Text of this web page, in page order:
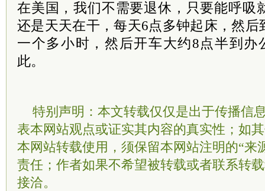
在美国，我们不需要退休，只要能呼吸
还是天天在干，每天6点多钟起床，然
一个多小时，然后开车大约8点半到办
此。
特别声明：本文转载仅仅是出于传播信
表本网站观点或证实其内容的真实性；如
本网站转载使用，须保留本网站注明的“来
责任；作者如果不希望被转载或者联系转
接洽。